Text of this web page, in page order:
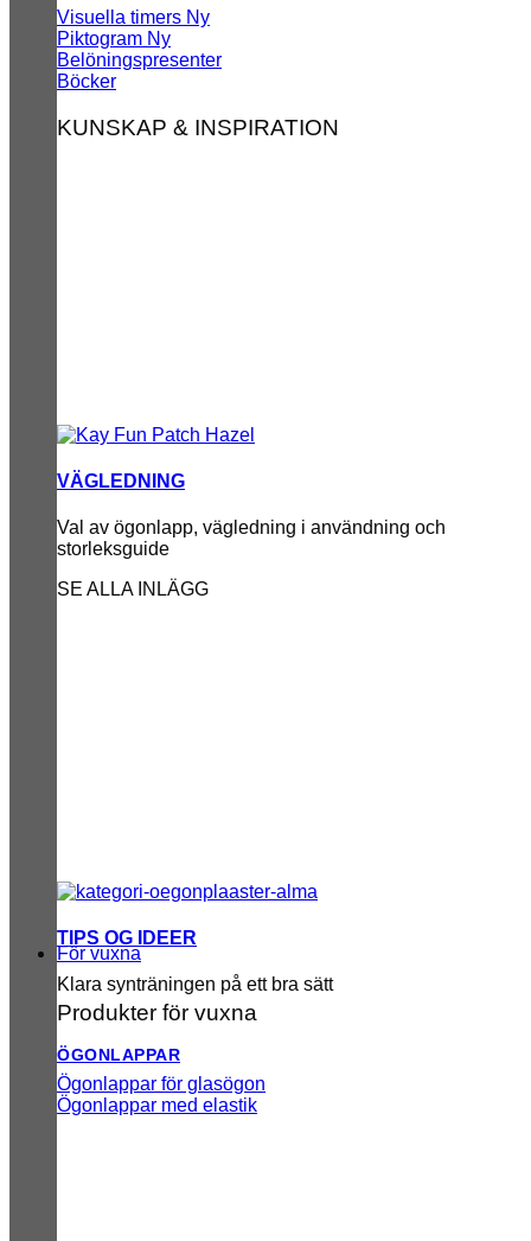
Visuella timers
Piktogram
Belöningspresenter
Böcker
KUNSKAP & INSPIRATION
VÄGLEDNING
Val av ögonlapp, vägledning i användning och
storleksguide
SE ALLA INLÄGG
TIPS OG IDEER
Klara synträningen på ett bra sätt
För vuxna
Produkter för vuxna
ÖGONLAPPAR
Ögonlappar för glasögon
Ögonlappar med elastik